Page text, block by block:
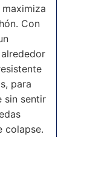
Con
para
sin sentir
colapse.